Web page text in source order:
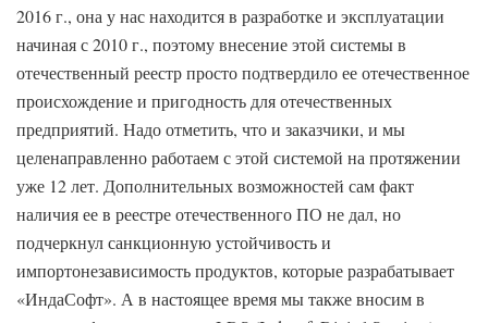
2016 г., она у нас находится в разработке и эксплуатации
начиная с 2010 г., поэтому внесение этой системы в
отечественный реестр просто подтвердило ее отечественное
происхождение и пригодность для отечественных
предприятий. Надо отметить, что и заказчики, и мы
целенаправленно работаем с этой системой на протяжении
уже 12 лет. Дополнительных возможностей сам факт
наличия ее в реестре отечественного ПО не дал, но
подчеркнул санкционную устойчивость и
импортонезависимость продуктов, которые разрабатывает
«ИндаСофт». А в настоящее время мы также вносим в